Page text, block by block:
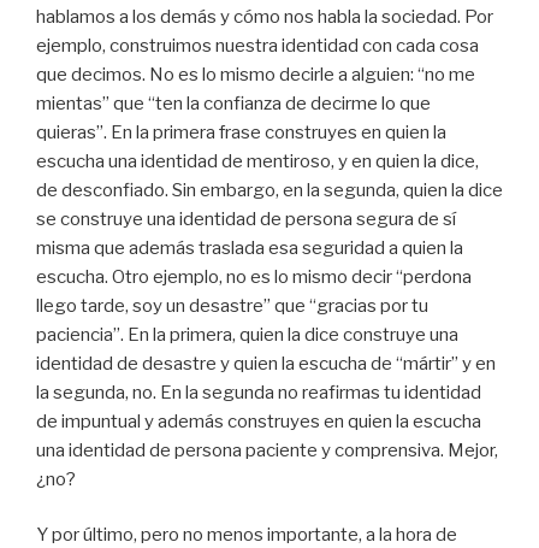
hablamos a los demás y cómo nos habla la sociedad. Por
ejemplo, construimos nuestra identidad con cada cosa
que decimos. No es lo mismo decirle a alguien: “no me
mientas” que “ten la confianza de decirme lo que
quieras”. En la primera frase construyes en quien la
escucha una identidad de mentiroso, y en quien la dice,
de desconfiado. Sin embargo, en la segunda, quien la dice
se construye una identidad de persona segura de sí
misma que además traslada esa seguridad a quien la
escucha. Otro ejemplo, no es lo mismo decir “perdona
llego tarde, soy un desastre” que “gracias por tu
paciencia”. En la primera, quien la dice construye una
identidad de desastre y quien la escucha de “mártir” y en
la segunda, no. En la segunda no reafirmas tu identidad
de impuntual y además construyes en quien la escucha
una identidad de persona paciente y comprensiva. Mejor,
¿no?
Y por último, pero no menos importante, a la hora de